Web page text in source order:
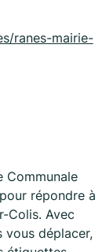
ranes-mairie-
Communale
répondre à
Colis. Avec
vous déplacer,